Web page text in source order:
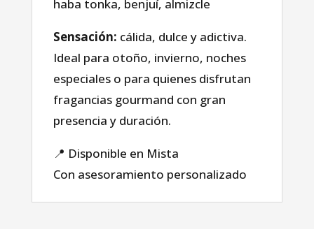
haba tonka, benjuí, almizcle
Sensación: cálida, dulce y adictiva.
Ideal para otoño, invierno, noches
especiales o para quienes disfrutan
fragancias gourmand con gran
presencia y duración.
📍 Disponible en Mista
Con asesoramiento personalizado